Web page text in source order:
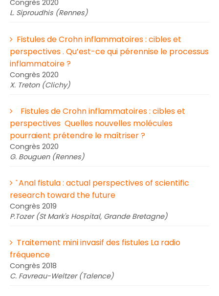
Congrès 2020
L. Siproudhis (Rennes)
Fistules de Crohn inflammatoires : cibles et
perspectives . Qu’est-ce qui pérennise le processus
inflammatoire ?
Congrès 2020
X. Treton (Clichy)
Fistules de Crohn inflammatoires : cibles et
perspectives Quelles nouvelles molécules
pourraient prétendre le maîtriser ?
Congrès 2020
G. Bouguen (Rennes)
̎ Anal fistula : actual perspectives of scientific
research toward the future
Congrès 2019
P.Tozer (St Mark's Hospital, Grande Bretagne)
Traitement mini invasif des fistules La radio
fréquence
Congrès 2018
C. Favreau-Weltzer (Talence)